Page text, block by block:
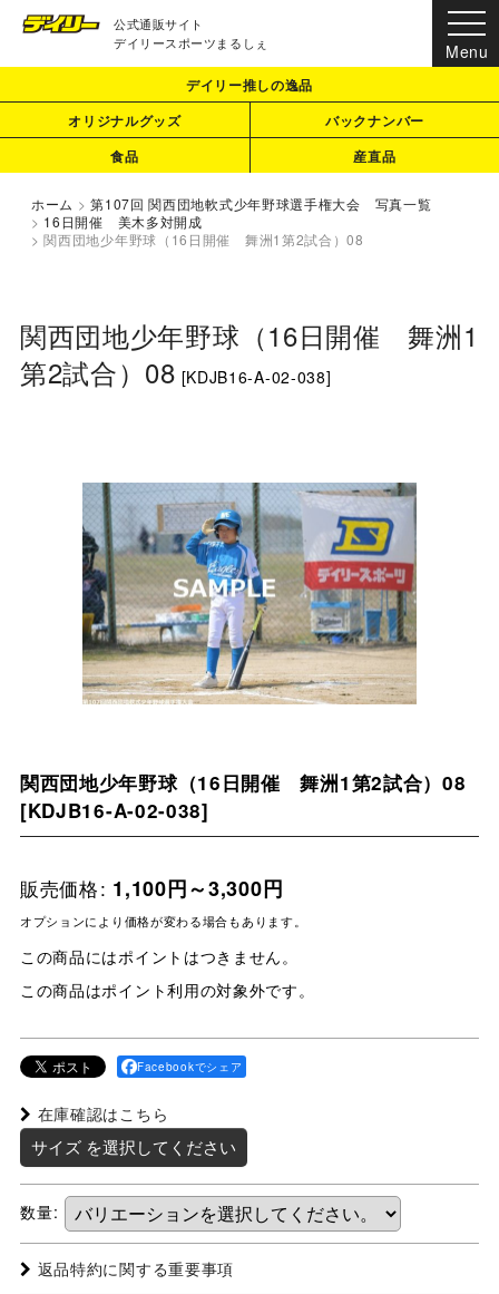
公式通販サイト
デイリースポーツまるしぇ
デイリー推しの逸品
オリジナルグッズ
バックナンバー
食品
産直品
ホーム > 第107回 関西団地軟式少年野球選手権大会 写真一覧
> 16日開催 美木多対開成
> 関西団地少年野球（16日開催 舞洲1第2試合）08
関西団地少年野球（16日開催 舞洲1
第2試合）08 [KDJB16-A-02-038]
関西団地少年野球（16日開催 舞洲1第2試合）08
[KDJB16-A-02-038]
販売価格: 1,100円～3,300円
オプションにより価格が変わる場合もあります。
この商品にはポイントはつきません。
この商品はポイント利用の対象外です。
Facebookでシェア
在庫確認はこちら
サイズ を選択してください
数量:
返品特約に関する重要事項